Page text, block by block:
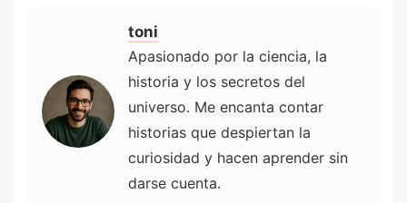
toni
Apasionado por la ciencia, la
historia y los secretos del
universo. Me encanta contar
historias que despiertan la
curiosidad y hacen aprender sin
darse cuenta.